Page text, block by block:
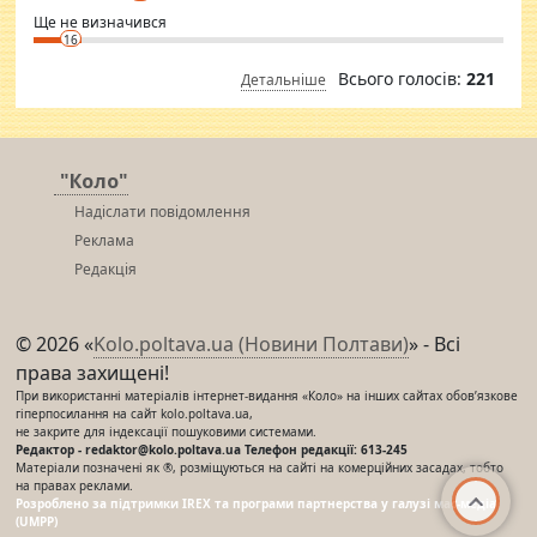
Ще не визначився
16
Детальніше Всього голосів: 221
"Коло"
Надіслати повідомлення
Реклама
Редакція
© 2026 «Kolo.poltava.ua (Новини Полтави)» - Всі
права захищені!
При використанні матеріалів інтернет-видання «Коло» на інших сайтах обов’язкове
гіперпосилання на сайт kolo.poltava.ua,
не закрите для індексації пошуковими системами.
Редактор - redaktor@kolo.poltava.ua Телефон редакції: 613-245
Матеріали позначені як ®, розміщуються на сайті на комерційних засадах, тобто
на правах реклами.
Розроблено за підтримки IREX та програми партнерства у галузі мас-медіа
(UMPP)